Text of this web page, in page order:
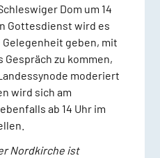
Dom um 14
Gottesdienst wird es
geben, mit
zu kommen,
moderiert
wird sich am
ab 14 Uhr im
Nordkirche ist